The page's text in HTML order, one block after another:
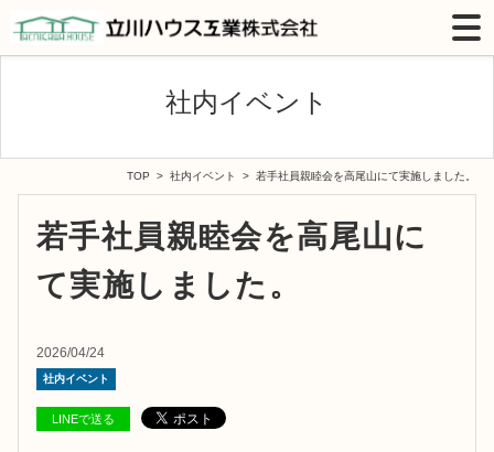
社内イベント
TOP > 社内イベント > 若手社員親睦会を高尾山にて実施しました。
若手社員親睦会を高尾山に
て実施しました。
2026/04/24
社内イベント
LINEで送る